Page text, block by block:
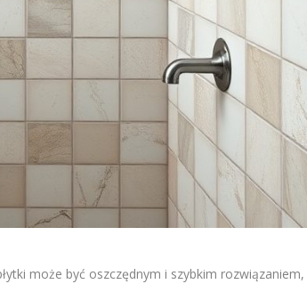
może być oszczędnym i szybkim rozwiązaniem,